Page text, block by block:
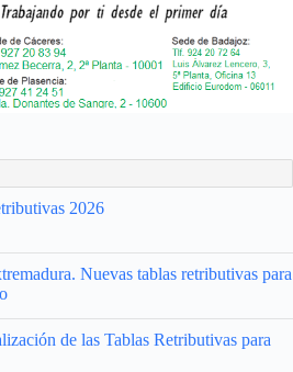
2026
Nuevas tablas retributivas para
de las Tablas Retributivas para